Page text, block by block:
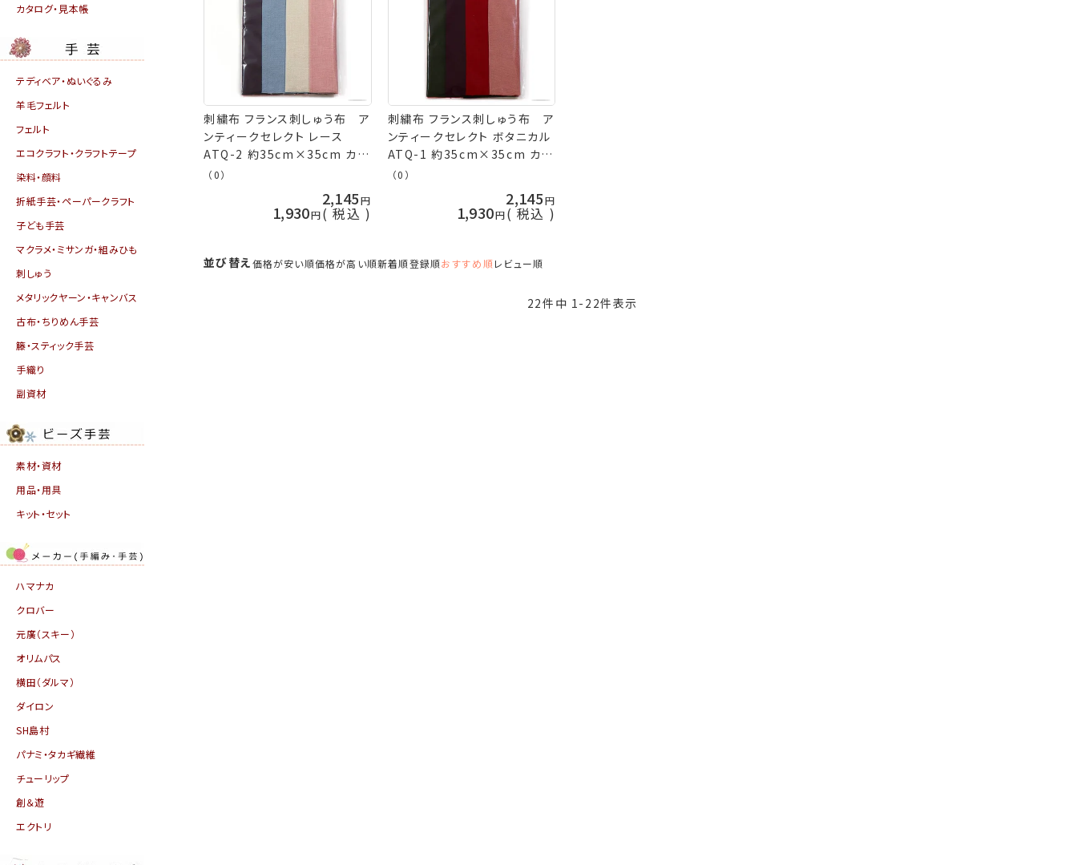
カタログ・見本帳
テディベア・ぬいぐるみ
羊毛フェルト
フェルト
エコクラフト・クラフトテープ
染料・顔料
折紙手芸・ペーパークラフト
子ども手芸
マクラメ・ミサンガ・組みひも
刺しゅう
メタリックヤーン・キャンバス
古布・ちりめん手芸
籐・スティック手芸
手織り
副資材
素材・資材
用品・用具
キット・セット
ハマナカ
クロバー
元廣（スキー）
オリムパス
横田（ダルマ）
ダイロン
SH島村
パナミ・タカギ繊維
チューリップ
創＆遊
エクトリ
刺繍布 フランス刺しゅう布 ア
ンティークセレクト レース
ATQ-2 約35cm×35cm カッ
トクロス 日本製 ネコポス可 オ
（0）
2,145
1,930 税込
刺繍布 フランス刺しゅう布 ア
ンティークセレクト ボタニカル
ATQ-1 約35cm×35cm カッ
トクロス 日本製 ネコポス可 オ
（0）
2,145
1,930 税込
並び替え価格が安い順価格が高い順新着順登録順おすすめ順レビュー順
22件中 1- 22件表示